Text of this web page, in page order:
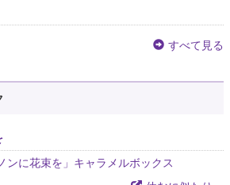
すべて見る
に花束を」キャラメルボックス